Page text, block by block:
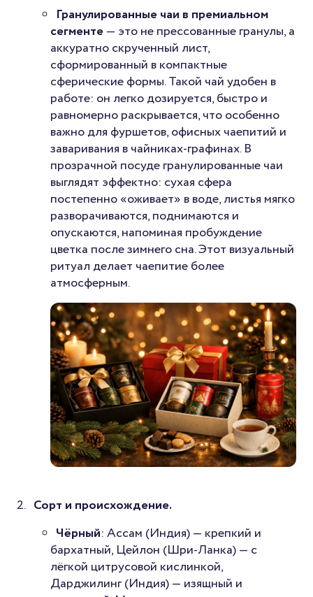
Гранулированные чаи в премиальном
сегменте— это не прессованные гранулы, а
аккуратно скрученный лист,
сформированный в компактные
сферические формы. Такой чай удобен в
работе: он легко дозируется, быстро и
равномерно раскрывается, что особенно
важно для фуршетов, офисных чаепитий и
заваривания в чайниках-графинах. В
прозрачной посуде гранулированные чаи
выглядят эффектно: сухая сфера
постепенно «оживает» в воде, листья мягко
разворачиваются, поднимаются и
опускаются, напоминая пробуждение
цветка после зимнего сна. Этот визуальный
ритуал делает чаепитие более
атмосферным.
Сорт и происхождение.
Чёрный: Ассам (Индия) — крепкий и
бархатный, Цейлон (Шри-Ланка) — с
лёгкой цитрусовой кислинкой,
Дарджилинг (Индия) — изящный и